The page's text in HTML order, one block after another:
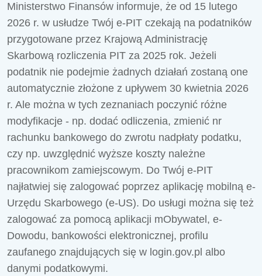
Ministerstwo Finansów informuje, że od 15 lutego
2026 r. w usłudze Twój e-PIT czekają na podatników
przygotowane przez Krajową Administrację
Skarbową rozliczenia PIT za 2025 rok. Jeżeli
podatnik nie podejmie żadnych działań zostaną one
automatycznie złożone z upływem 30 kwietnia 2026
r. Ale można w tych zeznaniach poczynić różne
modyfikacje - np. dodać odliczenia, zmienić nr
rachunku bankowego do zwrotu nadpłaty podatku,
czy np. uwzględnić wyższe koszty należne
pracownikom zamiejscowym. Do Twój e-PIT
najłatwiej się zalogować poprzez aplikację mobilną e-
Urzędu Skarbowego (e-US). Do usługi można się też
zalogować za pomocą aplikacji mObywatel, e-
Dowodu, bankowości elektronicznej, profilu
zaufanego znajdujących się w login.gov.pl albo
danymi podatkowymi.